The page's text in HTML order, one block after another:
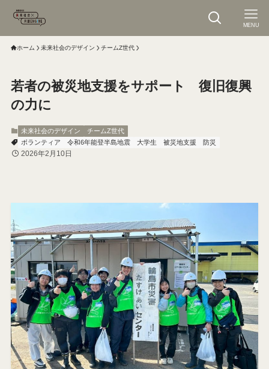
MENU
ホーム 未来社会のデザイン チームZ世代
若者の被災地支援をサポート 復旧復興
の力に
未来社会のデザイン
チームZ世代
ボランティア
令和6年能登半島地震 大学生 被災地支援 防災
2026年2月10日